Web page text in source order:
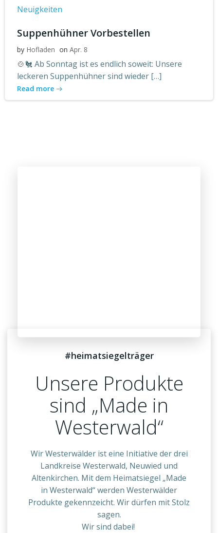
Neuigkeiten
Suppenhühner Vorbestellen
by Hofladen on Apr. 8
🍲🐔 Ab Sonntag ist es endlich soweit: Unsere
leckeren Suppenhühner sind wieder […]
Read more
#heimatsiegelträger
Unsere Produkte
sind „Made in
Westerwald“
Wir Westerwälder ist eine Initiative der drei
Landkreise Westerwald, Neuwied und
Altenkirchen. Mit dem Heimatsiegel „Made
in Westerwald“ werden Westerwälder
Produkte gekennzeicht. Wir dürfen mit Stolz
sagen.
Wir sind dabei!